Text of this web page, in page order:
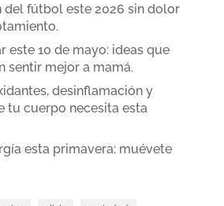
del fútbol este 2026 sin dolor
este 10 de mayo: ideas que
sentir mejor a mamá.
desinflamación y
tu cuerpo necesita esta
esta primavera: muévete